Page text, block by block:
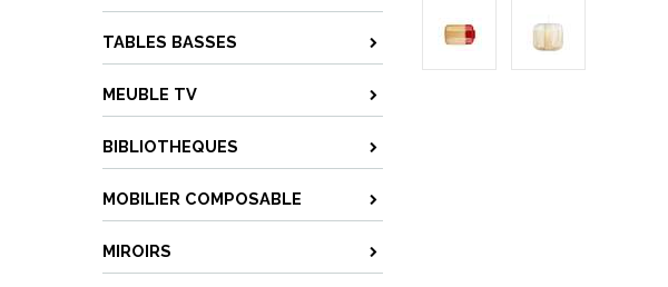
TABLES BASSES
MEUBLE TV
BIBLIOTHEQUES
MOBILIER COMPOSABLE
MIROIRS